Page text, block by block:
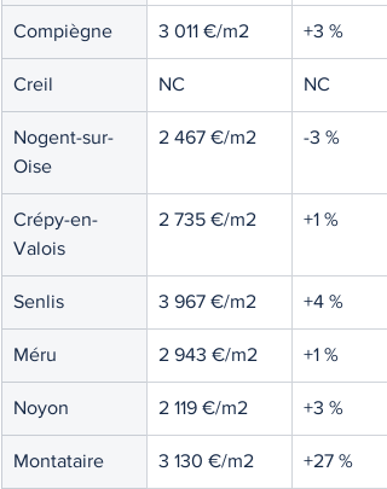
Compiègne 3 011 €/m2 +3 %
Creil NC NC
Nogent-sur-
Oise
2 467 €/m2 -3 %
Crépy-en-
Valois
2 735 €/m2 +1 %
Senlis 3 967 €/m2 +4 %
Méru 2 943 €/m2 +1 %
Noyon 2 119 €/m2 +3 %
Montataire 3 130 €/m2 +27 %